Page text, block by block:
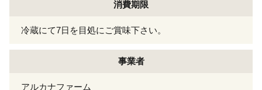
消費期限
冷蔵にて7日を目処にご賞味下さい。
事業者
アルカナファーム